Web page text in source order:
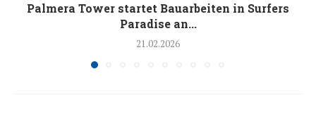
Palmera Tower startet Bauarbeiten in Surfers
Paradise an...
21.02.2026